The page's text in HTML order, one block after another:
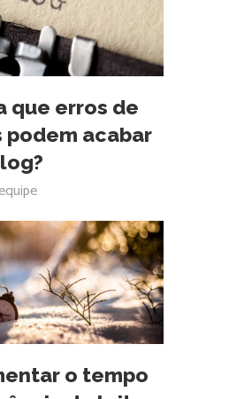
que erros de
podem acabar
equipe
o tempo